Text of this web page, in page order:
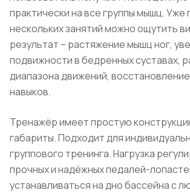
практически на все группы мышц. Уже
нескольких занятий можно ощутить
результат – растяжение мышц ног,
подвижности в бедренных суставах,
диапазона движений,
навыков.
Тренажёр имеет простую
габариты. Подходит для
группового тренинга. Нагрузка
прочных и надёжных педалей-
устанавливаться на дно бассейна с